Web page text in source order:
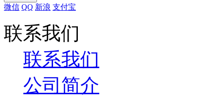
微信 QQ 新浪 支付宝
联系我们
联系我们
公司简介